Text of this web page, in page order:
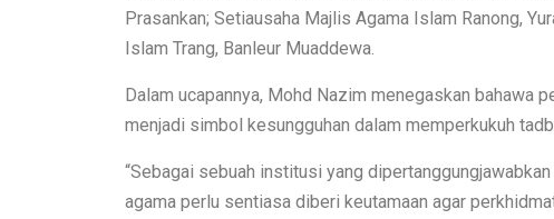
Prasankan; Setiausaha Majlis Agama Islam Ranong,
Islam Trang, Banleur Muaddewa.
Dalam ucapannya, Mohd Nazim menegaskan bahawa
menjadi simbol kesungguhan dalam memperkukuh
“Sebagai sebuah institusi yang
agama perlu sentiasa diberi keutamaan agar